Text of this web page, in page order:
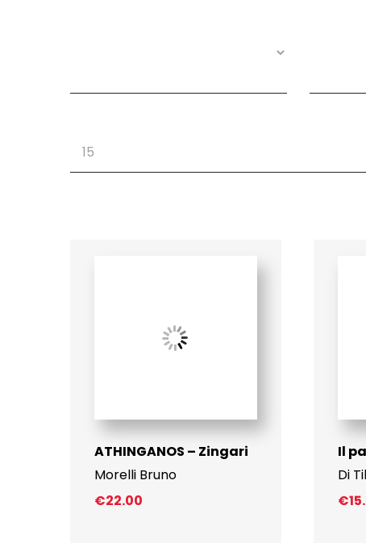
ATHINGANOS – Zingari
Morelli Bruno
€22.00
Il
Di
€